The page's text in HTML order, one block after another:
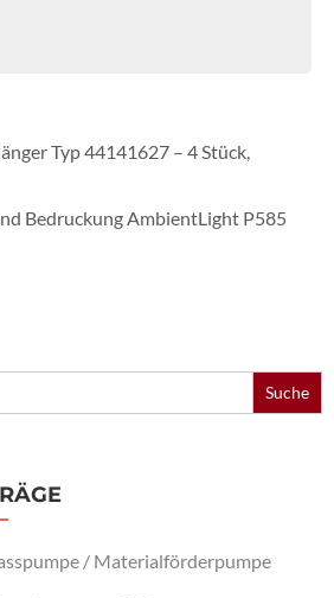
Typ 44141627 – 4 Stück,
Bedruckung AmbientLight P585
/ Materialförderpumpe